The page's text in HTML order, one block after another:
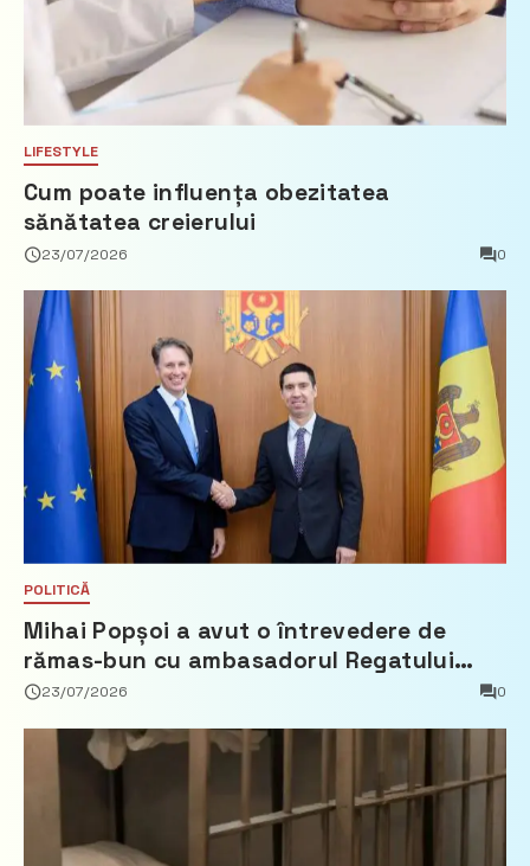
LIFESTYLE
Cum poate influența obezitatea
sănătatea creierului
23/07/2026 0
POLITICĂ
Mihai Popșoi a avut o întrevedere de
rămas-bun cu ambasadorul Regatului
Țărilor de Jos, Fred Duijn
23/07/2026 0